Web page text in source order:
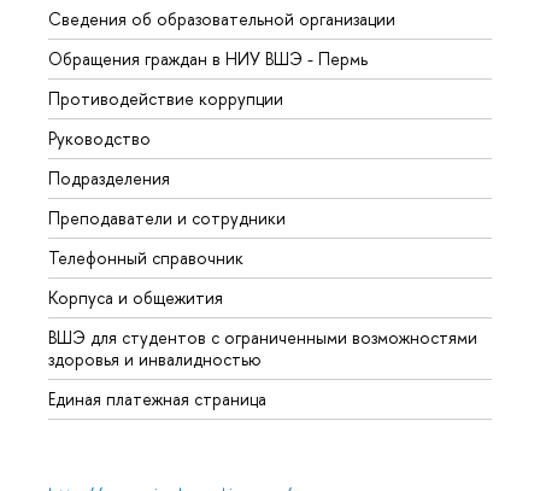
Сведения об образовательной организации
Обращения граждан в НИУ ВШЭ - Пермь
Противодействие коррупции
Руководство
Подразделения
Преподаватели и сотрудники
Телефонный справочник
Корпуса и общежития
ВШЭ для студентов с ограниченными возможностями
здоровья и инвалидностью
Единая платежная страница